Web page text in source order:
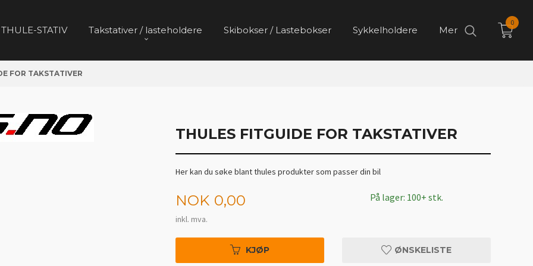
STATIV Takstativer / lasteholdere Skibokser / Lastebokser Sykkelholdere Mer
0
FOR TAKSTATIVER
THULES FITGUIDE FOR TAKSTATIVER
Her kan du søke blant thules produkter som passer din bil
Pris
NOK 0,00
inkl. mva.
På lager: 100+ stk.
KJØP ØNSKELISTE